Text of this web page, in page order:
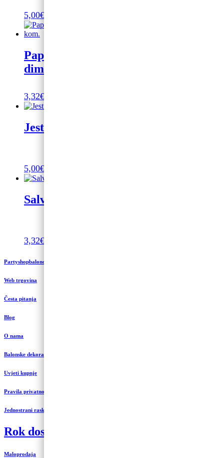
5,00€
Papirnate salvete “Baloni – 50”,
dimenzija 33 x 33 cm, 20 kom.
3,32€
Jestiva slika za vjerska događanja
5,00€
Salvete za Prvu Pričest 20/1
3,32€
Partyshopbaloncic.hr
Web trgovina
Česta pitanja
Blog
O nama
Balonske dekoracije i uređenje
Uvjeti kupnje
Pravila privatnosti
Jednostrani raskid ugovora
Rok dostave 3 do 5 radnih dana
Maloprodaja